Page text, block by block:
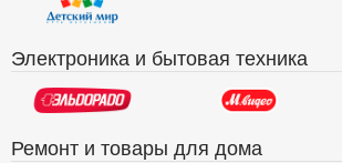
Электроника и бытовая техника
Ремонт и товары для дома